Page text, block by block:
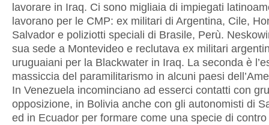
lavorare in Iraq. Ci sono migliaia di impiegati
lavorano per le CMP: ex militari di Argentina, Cile,
Salvador e poliziotti speciali di Brasile, Perù.
sua sede a Montevideo e reclutava ex militari
uruguaiani per la Blackwater in Iraq. La seconda è
massiccia del paramilitarismo in alcuni paesi
In Venezuela incominciano ad esserci contatti con
opposizione, in Bolivia anche con gli autonomisti di
ed in Ecuador per formare come una specie di